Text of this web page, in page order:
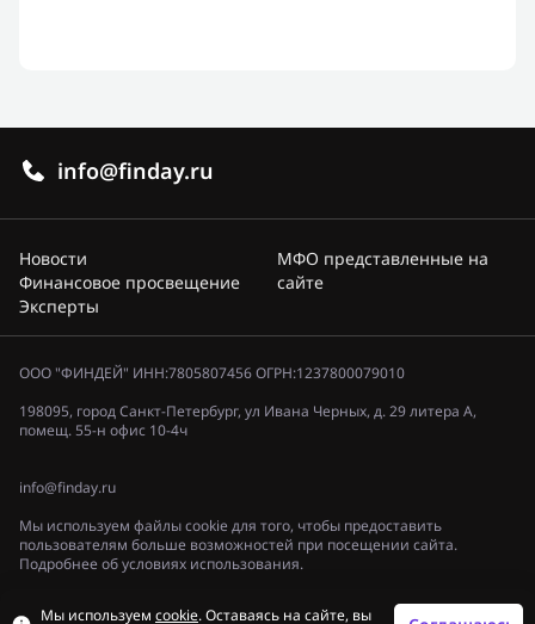
info@finday.ru
Новости
Финансовое просвещение
Эксперты
МФО представленные на
сайте
ООО "ФИНДЕЙ" ИНН:7805807456 ОГРН:1237800079010
198095, город Санкт-Петербург, ул Ивана Черных, д. 29 литера А,
помещ. 55-н офис 10-4ч
info@finday.ru
Мы используем файлы cookie для того, чтобы предоставить
пользователям больше возможностей при посещении сайта.
Подробнее об условиях использования.
Мы используем cookie. Оставаясь на сайте, вы